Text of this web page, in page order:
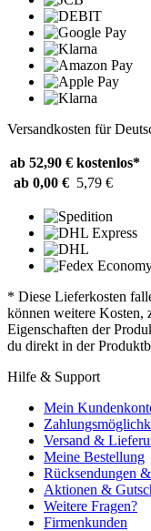
Versandkosten für
ab 52,90 € kostenlos*
ab 0,00 € 5,79 €
* Diese Lieferkosten
können weitere Kosten,
Eigenschaften der
du direkt in der
Hilfe & Support
Mein
Versand &
Meine Bestellung
Rücksendungen
Aktionen &
Weitere Fragen?
Firmenkunden